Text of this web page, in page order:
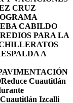
CRUZ
CABILDO
PARA LA
A
Reduce Cuautitlán
Izcalli